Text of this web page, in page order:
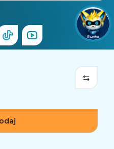
prava pridržana.